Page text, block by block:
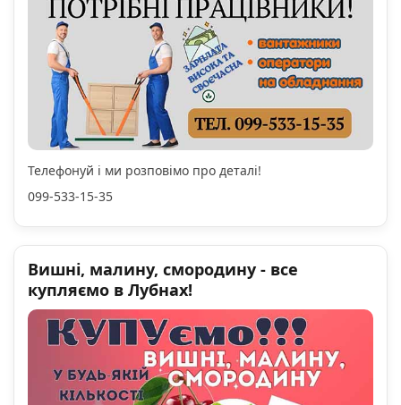
Телефонуй і ми розповімо про деталі!
099-533-15-35
Вишні, малину, смородину - все
купляємо в Лубнах!